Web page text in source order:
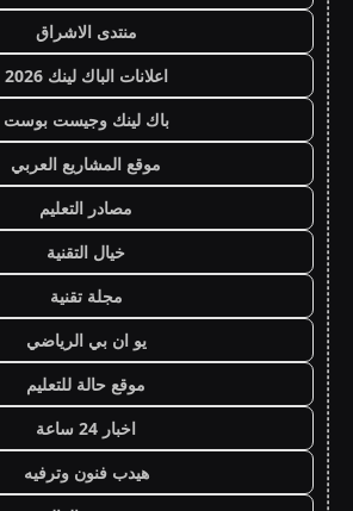
منتدى الاشراق
اعلانات الباك لينك 2026
باك لينك وجيست بوست
موقع المشاريع العربي
مصادر التعليم
خيال التقنية
مجلة تقنية
يو ان بي الرياضي
موقع حالة للتعليم
اخبار 24 ساعة
هيدب فنون وترفيه